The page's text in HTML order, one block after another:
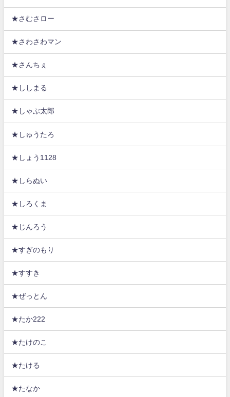
★さむさロー
★さわさわマン
★さんちぇ
★ししまる
★しゃぶ太郎
★しゅうたろ
★しょう1128
★しらぬい
★しろくま
★じんろう
★すぎのもり
★すすき
★ぜっとん
★たか222
★たけのこ
★たける
★たなか